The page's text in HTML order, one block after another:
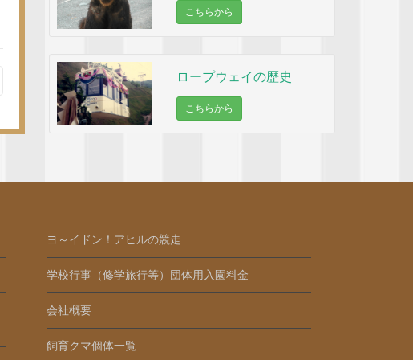
こちらから
ロープウェイの歴史
こちらから
ヨ～イドン！アヒルの競走
学校行事（修学旅行等）団体用入園料金
会社概要
飼育クマ個体一覧